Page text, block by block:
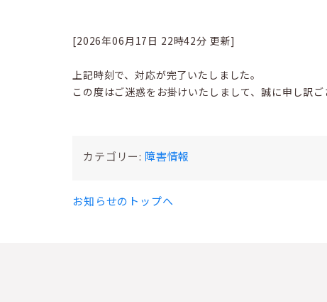
[2026年06月17日 22時42分 更新]
上記時刻で、対応が完了いたしました。
この度はご迷惑をお掛けいたしまして、誠に申し訳ご
カテゴリー: 障害情報
お知らせのトップへ